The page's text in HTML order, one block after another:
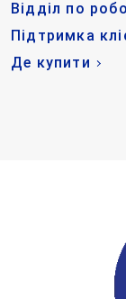
Відділ по
Підтримка
Де купити